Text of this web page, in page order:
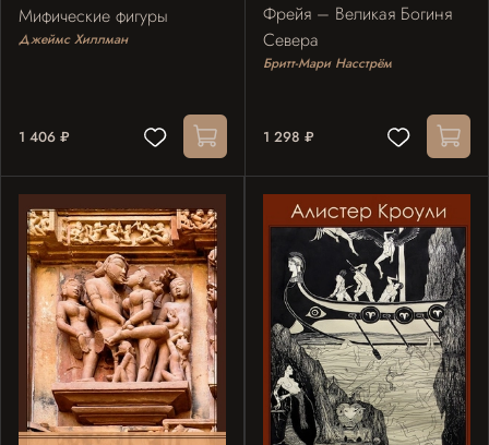
Мифические фигуры
Джеймс Хиллман
1 406 ₽
Фрейя – Великая Богиня
Севера
Бритт-Мари Насстрём
1 298 ₽